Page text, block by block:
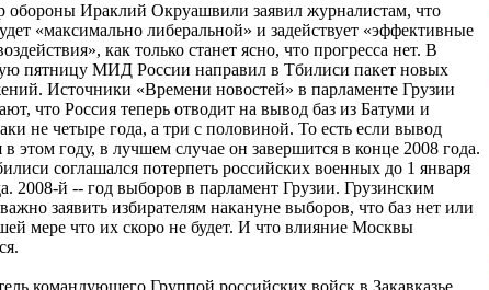
обороны Ираклий Окруашвили заявил журналистам, что
«максимально либеральной» и задействует «эффективные
как только станет ясно, что прогресса нет. В
пятницу МИД России направил в Тбилиси пакет новых
Источники «Времени новостей» в парламенте Грузии
что Россия теперь отводит на вывод баз из Батуми и
не четыре года, а три с половиной. То есть если вывод
в этом году, в лучшем случае он завершится в конце 2008 года.
соглашался потерпеть российских военных до 1 января
2008-й -- год выборов в парламент Грузии. Грузинским
заявить избирателям накануне выборов, что баз нет или
мере что их скоро не будет. И что влияние Москвы